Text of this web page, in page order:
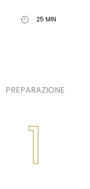
25 MIN
PREPARAZIONE
1